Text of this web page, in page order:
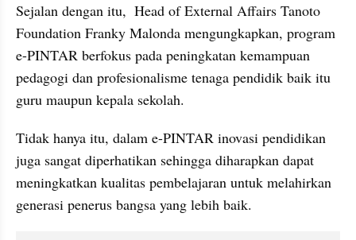
Sejalan dengan itu,  Head of External Affairs Tanoto
Foundation Franky Malonda mengungkapkan, program
e-PINTAR berfokus pada peningkatan kemampuan
pedagogi dan profesionalisme tenaga pendidik baik itu
guru maupun kepala sekolah.
Tidak hanya itu, dalam e-PINTAR inovasi pendidikan
juga sangat diperhatikan sehingga diharapkan dapat
meningkatkan kualitas pembelajaran untuk melahirkan
generasi penerus bangsa yang lebih baik.